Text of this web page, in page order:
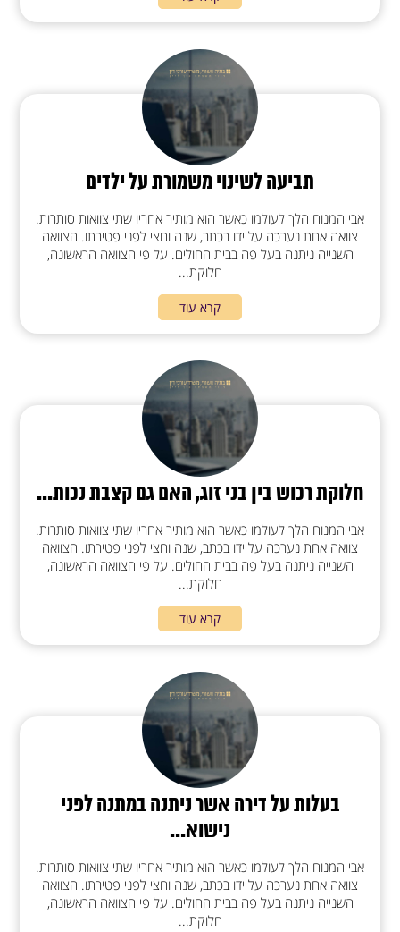
תביעה לשינוי משמורת על ילדים
אבי המנוח הלך לעולמו כאשר הוא מותיר אחריו שתי צוואות סותרות.
צוואה אחת נערכה על ידו בכתב, שנה וחצי לפני פטירתו. הצוואה
השנייה ניתנה בעל פה בבית החולים. על פי הצוואה הראשונה,
חלוקת...
קרא עוד
חלוקת רכוש בין בני זוג, האם גם קצבת נכות...
אבי המנוח הלך לעולמו כאשר הוא מותיר אחריו שתי צוואות סותרות.
צוואה אחת נערכה על ידו בכתב, שנה וחצי לפני פטירתו. הצוואה
השנייה ניתנה בעל פה בבית החולים. על פי הצוואה הראשונה,
חלוקת...
קרא עוד
בעלות על דירה אשר ניתנה במתנה לפני
נישוא...
אבי המנוח הלך לעולמו כאשר הוא מותיר אחריו שתי צוואות סותרות.
צוואה אחת נערכה על ידו בכתב, שנה וחצי לפני פטירתו. הצוואה
השנייה ניתנה בעל פה בבית החולים. על פי הצוואה הראשונה,
חלוקת...